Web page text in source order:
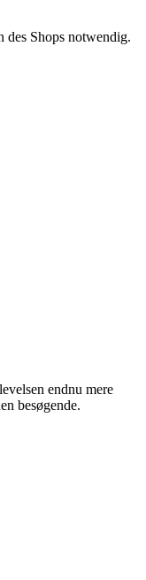
Shops notwendig.
endnu mere
besøgende.